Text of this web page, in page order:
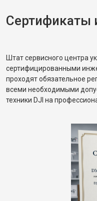
Сертификаты
Штат сервисного центра
сертифицированными
проходят обязательное
всеми необходимыми
техники DJI на